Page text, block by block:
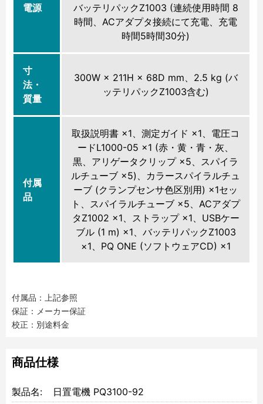
電源
バッテリパックZ1003 (連続使用時間 8
時間、ACアダプタ接続にて充電、充電
時間5時間30分)
寸
法・
質量
300W × 211H × 68D mm、2.5 kg (バ
ッテリパックZ1003含む)
付属
品
取扱説明書 ×1、測定ガイド ×1、電圧コ
ードL1000-05 ×1 (赤・黄・青・灰、
黒、アリゲータクリップ ×5、スパイラ
ルチューブ ×5)、カラースパイラルチュ
ーブ (クランプセンサ色区別用) ×1セッ
ト、スパイラルチューブ ×5、ACアダプ
タZ1002 ×1、ストラップ ×1、USBケー
ブル (1 m) ×1、バッテリパックZ1003
×1、PQ ONE (ソフトウェアCD) ×1
付属品：上記参照
保証：メーカー保証
校正：別途料金
商品仕様
製品名:
日置電機 PQ3100-92